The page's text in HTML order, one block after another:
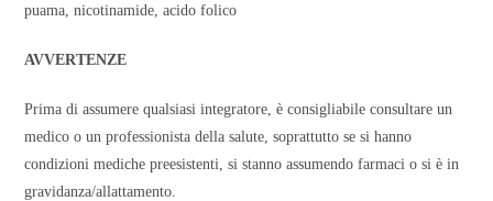
puama, nicotinamide, acido folico
AVVERTENZE
Prima di assumere qualsiasi integratore, è consigliabile consultare un
medico o un professionista della salute, soprattutto se si hanno
condizioni mediche preesistenti, si stanno assumendo farmaci o si è in
gravidanza/allattamento.